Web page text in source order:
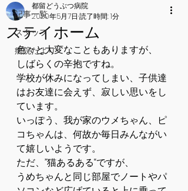
記事一覧
スタッフ
病院だより
ステイホーム
都留どうぶつ病院
2020年5月7日 読了時間: 1分
色々と大変なこともありますが、
しばらくの辛抱ですね。
学校が休みになってしまい、子供達
はお友達に会えず、寂しい思いをし
ています。
いっぽう、我が家のウメちゃん、ピ
コちゃんは、何故か毎日みんながい
て嬉しいようです。
ただ、”猫あるある“ですが、
うめちゃんと同じ部屋でノートやパ